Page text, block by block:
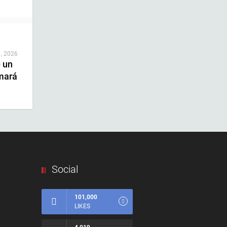
2026
un
Social
101,000
LIKES